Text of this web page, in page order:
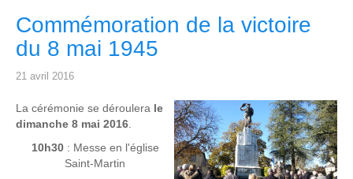
Commémoration de la victoire
du 8 mai 1945
21 avril 2016
La cérémonie se déroulera le
dimanche 8 mai 2016
10h30: Messe en l'église
Saint-Martin